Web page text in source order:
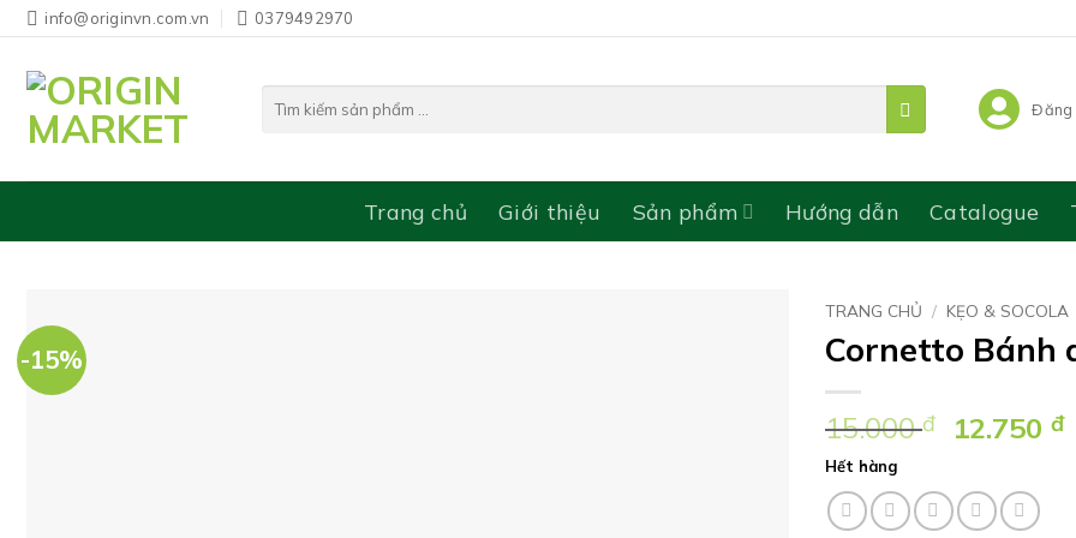
qua
info@originvn.com.vn 0379492970
kiếm:
Đăng
Trang chủ Giới thiệu Sản phẩm Hướng dẫn Catalogue
-15%
TRANG CHỦ / KẸO & SOCOLA
Cornetto Bánh
15.000đ
Giá
là:
15.000 ₫.
12.750đ
Hết hàng